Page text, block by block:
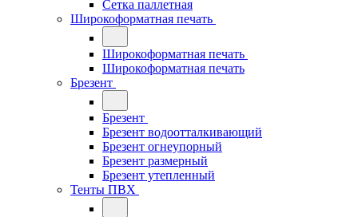
Сетка паллетная
Широкоформатная печать
Широкоформатная печать
Широкоформатная печать
Брезент
Брезент
Брезент водоотталкивающий
Брезент огнеупорный
Брезент размерный
Брезент утепленный
Тенты ПВХ